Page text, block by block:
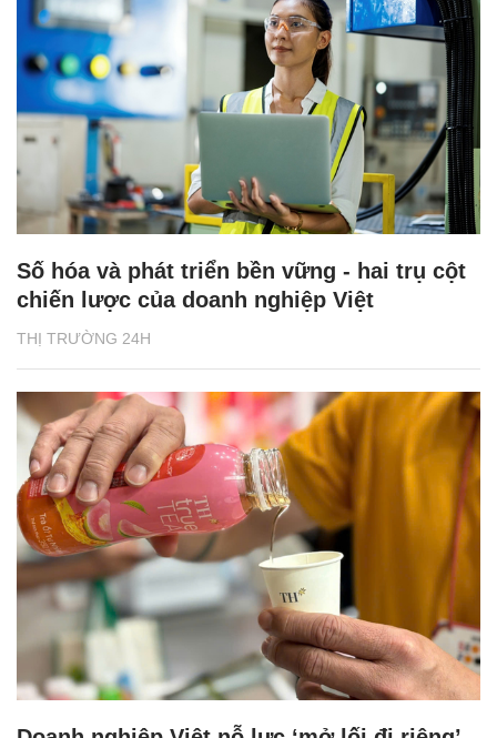
THỊ TRƯỜNG 24H
Số hóa và phát triển bền vững - hai trụ cột
chiến lược của doanh nghiệp Việt